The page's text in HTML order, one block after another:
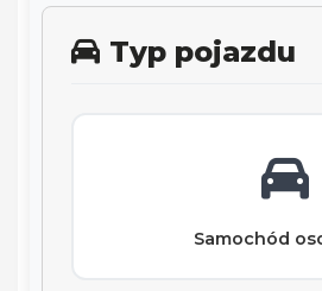
Typ pojazdu
Samochód